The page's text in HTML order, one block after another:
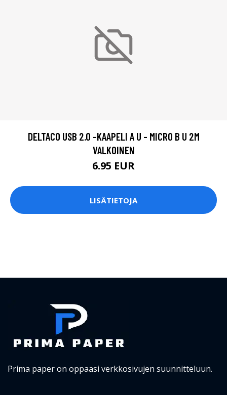
DELTACO USB 2.0 -KAAPELI A U - MICRO B U 2M
VALKOINEN
6.95 EUR
LISÄTIETOJA
Prima paper on oppaasi verkkosivujen suunnitteluun.